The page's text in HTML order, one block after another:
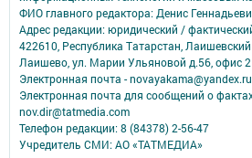
ФИО главного редактора: Денис
Адрес редакции: юридический /
422610, Республика Татарстан,
Лаишево, ул. Марии Ульяновой д.56, офис 2
Электронная почта - novayakama@yandex.ru
Электронная почта для сообщений о
nov.dir@tatmedia.com
Телефон редакции: 8 (84378) 2-56-47
Учредитель СМИ: АО «ТАТМЕДИА»